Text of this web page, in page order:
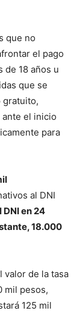
que no
el pago
de 18 años u
que se
gratuito,
ante el inicio
para
al DNI
DNI en 24
18.000
valor de la tasa
mil pesos,
125 mil